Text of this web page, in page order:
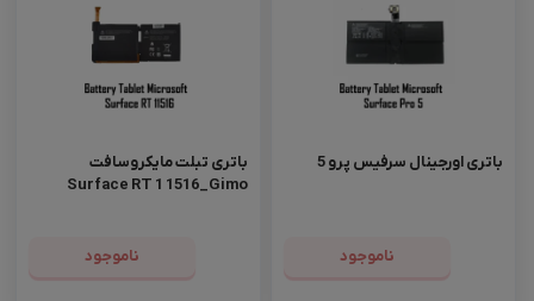
باتری اورجینال سرفیس پرو 5
ناموجود
باتری تبلت مایکروسافت
Surface RT 1 1516_Gimo
ناموجود